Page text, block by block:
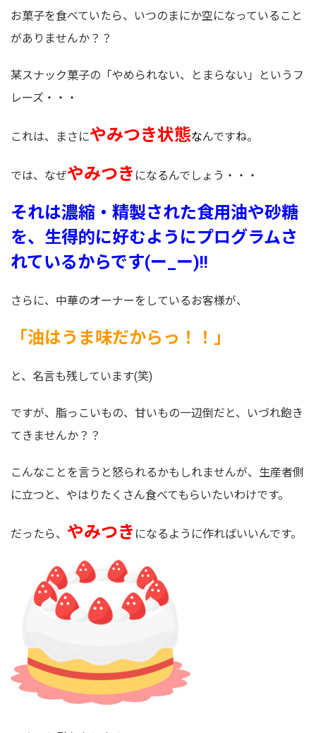
お菓子を食べていたら、いつのまにか空になっていること
がありませんか？？
某スナック菓子の「やめられない、とまらない」というフ
レーズ・・・
これは、まさにやみつき状態なんですね。
では、なぜやみつき になるんでしょう・・・
それは濃縮・精製された食用油や砂糖
を、生得的に好むようにプログラムさ
れているからです(ー_ー)!!
さらに、中華のオーナーをしているお客様が、
「油はうま味だからっ！！」
と、名言も残しています(笑)
ですが、脂っこいもの、甘いもの一辺倒だと、いづれ飽き
てきませんか？？
こんなことを言うと怒られるかもしれませんが、生産者側
に立つと、やはりたくさん食べてもらいたいわけです。
だったら、 やみつき になるように作ればいいんです。